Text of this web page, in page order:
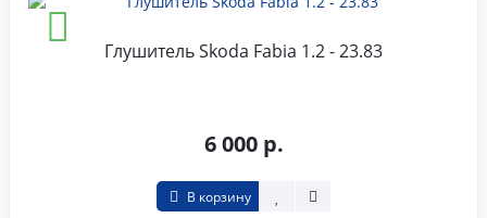
Глушитель Skoda Fabia 1.2 - 23.83
6 000 р.
В корзину